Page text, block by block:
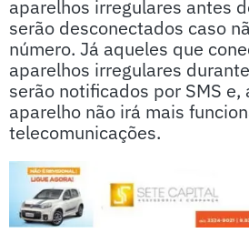
aparelhos irregulares antes
serão desconectados caso
número. Já aqueles que
aparelhos irregulares
serão notificados por SMS
aparelho não irá mais
telecomunicações.